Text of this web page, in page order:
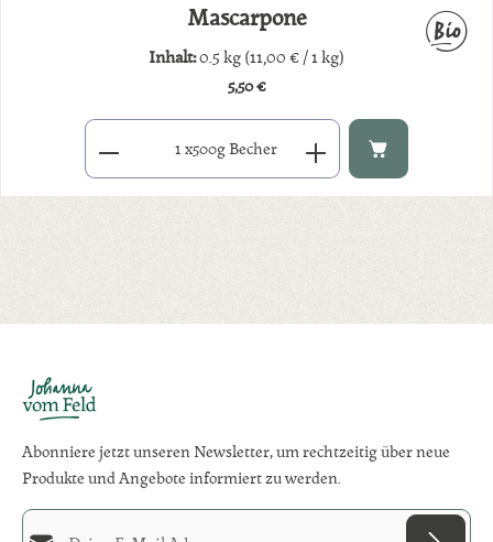
Mascarpone
Inhalt:0.5 kg(11,00 € / 1 kg)
Regulärer Preis:
5,50 €
Produkt Anzahl: Gib den gewünschten Wert ein oder benutze
x500g Becher
Abonniere jetzt unseren Newsletter, um rechtzeitig über neue
Produkte und Angebote informiert zu werden.
E-Mail-Adresse*